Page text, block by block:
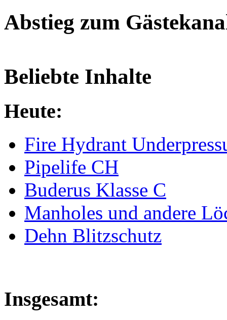
Abstieg zum
Beliebte Inhalte
Heute:
Fire Hydrant
Pipelife CH
Buderus Klasse C
Manholes und andere
Dehn Blitzschutz
Insgesamt: